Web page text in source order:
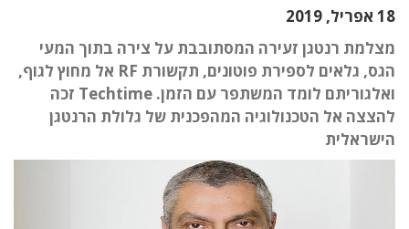
18 אפריל, 2019
מצלמת רנטגן זעירה המסתובבת על צירה בתוך המעי
הגס, גלאים לספירת פוטונים, תקשורת RF אל מחוץ לגוף,
ואלגוריתם לומד המשתפר עם הזמן. Techtime זכה
להצצה אל הטכנולוגיה המהפכנית של גלולת הרנטגן
הישראלית